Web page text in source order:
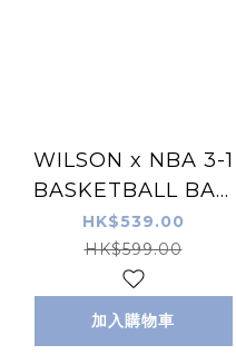
WILSON x NBA 3-1
BASKETBALL BAG
三合一 籃球袋 籃球背
包
HK$539.00
HK$599.00
加入購物車